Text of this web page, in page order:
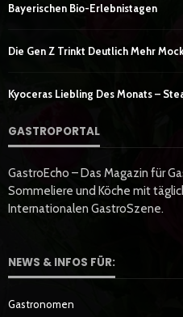
Bayerischen Bio-Erlebnistagen
Die Gen Z Trinkt Deutlich Mehr
Kyoceras Liebling Des Monats –
GASTROPORTAL
GastroEcho – Das Magazin für
Sommeliere und Köche mit
Internationalen GastroSzene.
NEWS & INFOS FÜR:
Gastronomen